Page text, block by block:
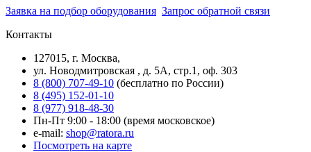
Заявка на подбор оборудования Запрос обратной связи
Контакты
127015, г. Москва,
ул. Новодмитровская , д. 5А, стр.1, оф. 303
8 (800) 707-49-10 (бесплатно по России)
8 (495) 152-01-10
8 (977) 918-48-30
Пн-Пт 9:00 - 18:00 (время московское)
e-mail: shop@ratora.ru
Посмотреть на карте